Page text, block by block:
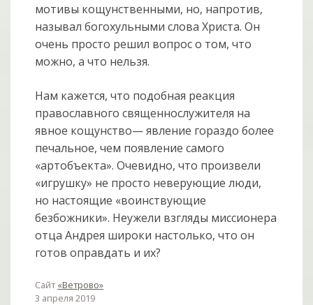
мотивы кощунственными, но, напротив,
называл богохульными слова Христа. Он
очень просто решил вопрос о том, что
можно, а что нельзя.
Нам кажется, что подобная реакция
православного священнослужителя на
явное кощунство— явление гораздо более
печальное, чем появление самого
«артобъекта». Очевидно, что произвели
«игрушку» не просто неверующие люди,
но настоящие «воинствующие
безбожники». Неужели взгляды миссионера
отца Андрея широки настолько, что он
готов оправдать и их?
Сайт«Ветрово»
3 апреля 2019